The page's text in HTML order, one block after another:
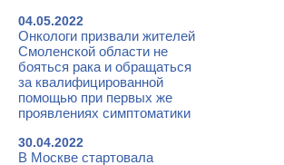
04.05.2022
Онкологи призвали жителей
Смоленской области не
бояться рака и обращаться
за квалифицированной
помощью при первых же
проявлениях симптоматики
30.04.2022
В Москве стартовала